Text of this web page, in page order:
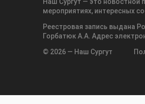
мероприятиях, интересных
Реестровая запись выдана
Горбатюк А.А. Адрес
© 2026 — Наш Сургут